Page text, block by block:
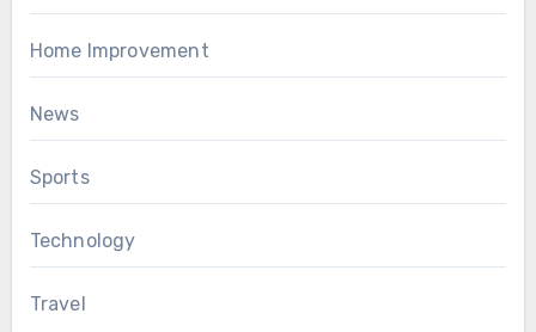
Home Improvement
News
Sports
Technology
Travel